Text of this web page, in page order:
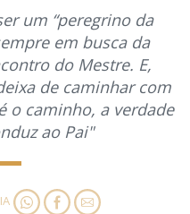
um “peregrino da
em busca da
do Mestre. E,
de caminhar com
o caminho, a verdade
ao Pai"